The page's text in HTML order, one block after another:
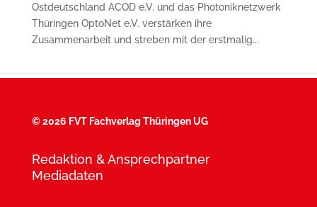
Ostdeutschland ACOD e.V. und das Photoniknetzwerk
Thüringen OptoNet e.V. verstärken ihre
Zusammenarbeit und streben mit der erstmalig...
©2026 FVT Fachverlag Thüringen UG
Redaktion & Ansprechpartner
Mediadaten